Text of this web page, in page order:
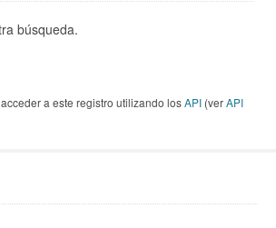
búsqueda.
a este registro utilizando losAPI (verAPI